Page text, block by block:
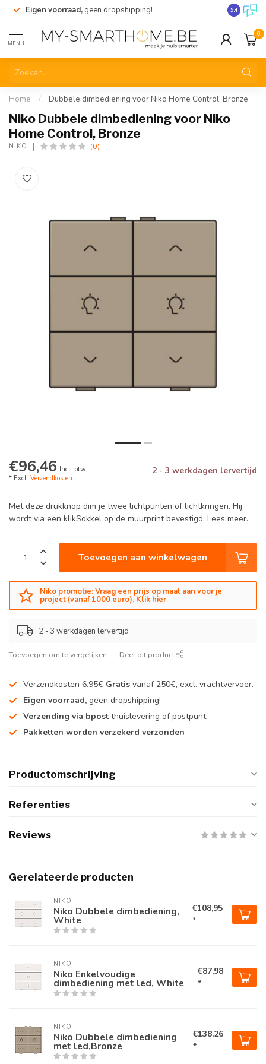
Eigen voorraad, geen dropshipping! 9.4
MENU
0
Home / Dubbele dimbediening voor Niko Home Control, Bronze
Niko Dubbele dimbediening voor Niko
Home Control, Bronze
NIKO (0)
€96,46 Incl. btw
* Excl. Verzendkosten
2 - 3 werkdagen lervertijd
Met deze drukknop dim je twee lichtpunten of lichtkringen. Hij
wordt via een klikSokkel op de muurprint bevestigd. Lees meer.
Toevoegen aan winkelwagen
Niko promotie: Vraag een prijs op maat aan voor je
project (vanaf 1000 euro). Klik hier
2 - 3 werkdagen lervertijd
Toevoegen om te vergelijken Deel dit product
Verzendkosten 6.95€ Gratis vanaf 250€, excl. vrachtvervoer.
Eigen voorraad, geen dropshipping!
Verzending via bpost thuislevering of postpunt.
Pakketten worden verzekerd verzonden
Productomschrijving
Referenties
Reviews
Gerelateerde producten
NIKO
Niko Dubbele dimbediening,
White
€108,95
*
NIKO
Niko Enkelvoudige
dimbediening met led, White
€87,98
*
NIKO
Niko Dubbele dimbediening
met led,Bronze
€138,26
*